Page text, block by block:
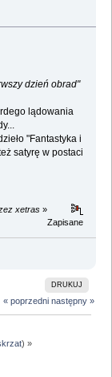
dzień obrad"
lądowania
"Fantastyka i
satyrę w postaci
xetras »
Zapisane
DRUKUJ
« poprzedni następny »
) »